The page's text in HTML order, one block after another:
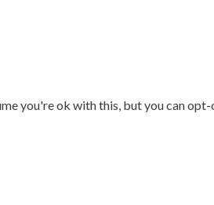
you're ok with this, but you can